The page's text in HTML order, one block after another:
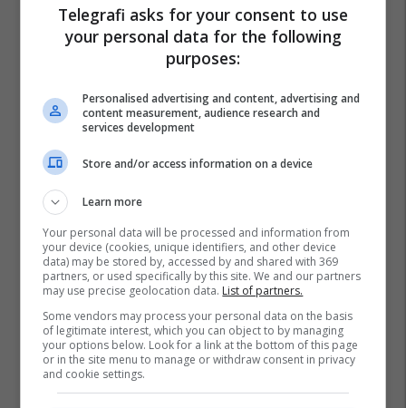
Telegrafi asks for your consent to use
your personal data for the following
purposes:
Personalised advertising and content, advertising and
content measurement, audience research and
services development
Store and/or access information on a device
Learn more
Your personal data will be processed and information from
your device (cookies, unique identifiers, and other device
data) may be stored by, accessed by and shared with 369
partners, or used specifically by this site. We and our partners
may use precise geolocation data. List of partners.
Some vendors may process your personal data on the basis
of legitimate interest, which you can object to by managing
your options below. Look for a link at the bottom of this page
or in the site menu to manage or withdraw consent in privacy
and cookie settings.